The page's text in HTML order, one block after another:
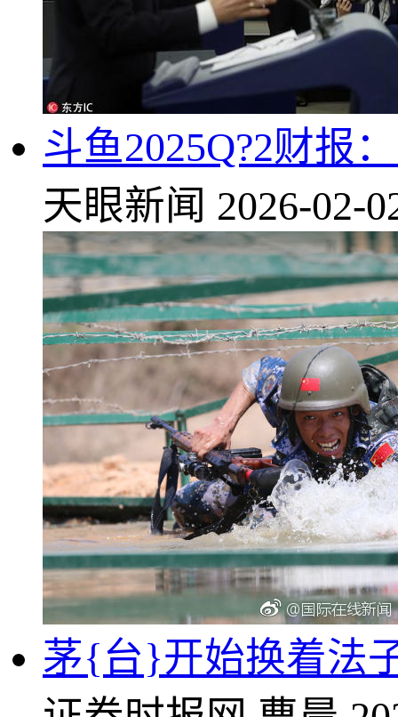
斗鱼2025Q?2财报
天眼新闻 2026-02-
茅{台}开始换着法